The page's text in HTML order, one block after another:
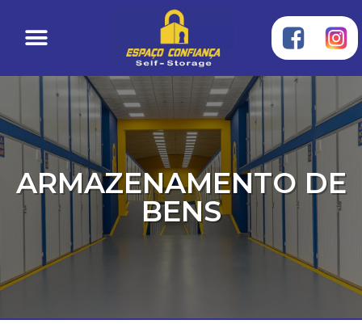
ARMAZENAMENTO DE
BENS